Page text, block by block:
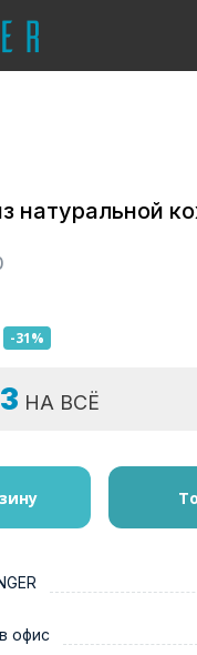
натуральной
-31%
НА ВСЁ
офис